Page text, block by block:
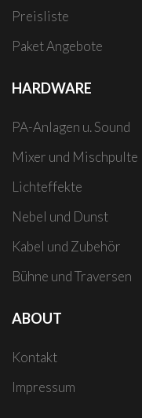
Preisliste
Paket Angebote
HARDWARE
PA-Anlagen u. Sound
Mixer und Mischpulte
Lichteffekte
Nebel und Dunst
Kabel und Zubehör
Bühne und Traversen
ABOUT
Kontakt
Impressum